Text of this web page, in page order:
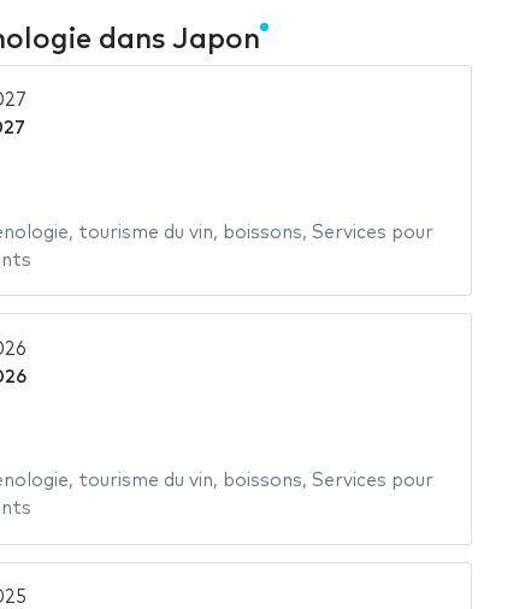
dans Japon
, tourisme du vin, boissons, Services pour
, tourisme du vin, boissons, Services pour